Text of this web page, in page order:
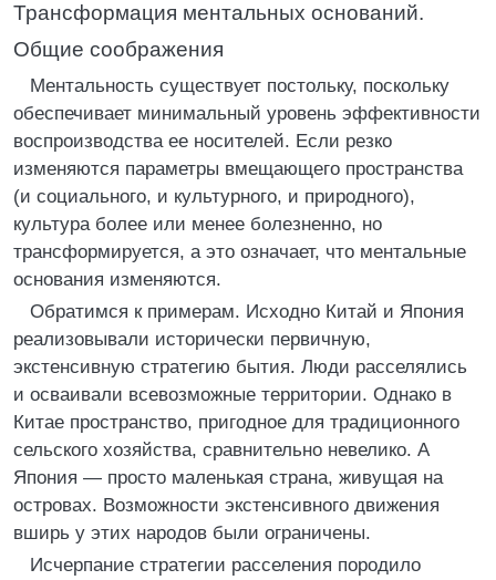
Трансформация ментальных оснований.
Общие соображения
Ментальность существует постольку, поскольку
обеспечивает минимальный уровень эффективности
воспроизводства ее носителей. Если резко
изменяются параметры вмещающего пространства
(и социального, и культурного, и природного),
культура более или менее болезненно, но
трансформируется, а это означает, что ментальные
основания изменяются.
Обратимся к примерам. Исходно Китай и Япония
реализовывали исторически первичную,
экстенсивную стратегию бытия. Люди расселялись
и осваивали всевозможные территории. Однако в
Китае пространство, пригодное для традиционного
сельского хозяйства, сравнительно невелико. А
Япония — просто маленькая страна, живущая на
островах. Возможности экстенсивного движения
вширь у этих народов были ограничены.
Исчерпание стратегии расселения породило